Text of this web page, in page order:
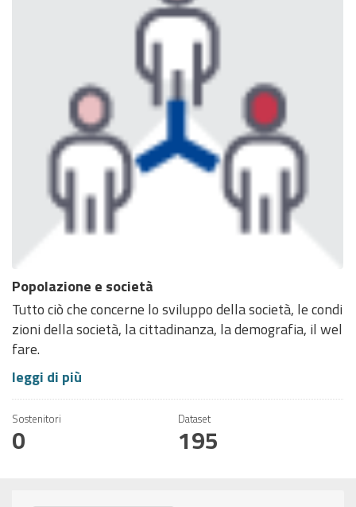
Popolazione e società
Tutto ciò che concerne lo sviluppo della società, le condi
zioni della società, la cittadinanza, la demografia, il wel
fare.
leggi di più
Sostenitori
0
Dataset
195